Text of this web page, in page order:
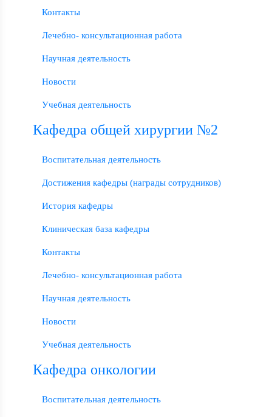
Контакты
Лечебно- консультационная работа
Научная деятельность
Новости
Учебная деятельность
Кафедра общей хирургии №2
Воспитательная деятельность
Достижения кафедры (награды сотрудников)
История кафедры
Клиническая база кафедры
Контакты
Лечебно- консультационная работа
Научная деятельность
Новости
Учебная деятельность
Кафедра онкологии
Воспитательная деятельность